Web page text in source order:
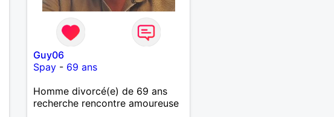
Guy06
Spay - 69 ans
Homme divorcé(e) de 69 ans
recherche rencontre amoureuse